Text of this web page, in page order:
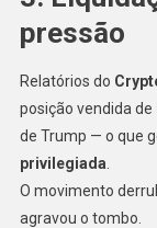
pressão
Relatórios do
posição vendida de
de Trump — o que
privilegiada
O movimento
agravou o tombo.